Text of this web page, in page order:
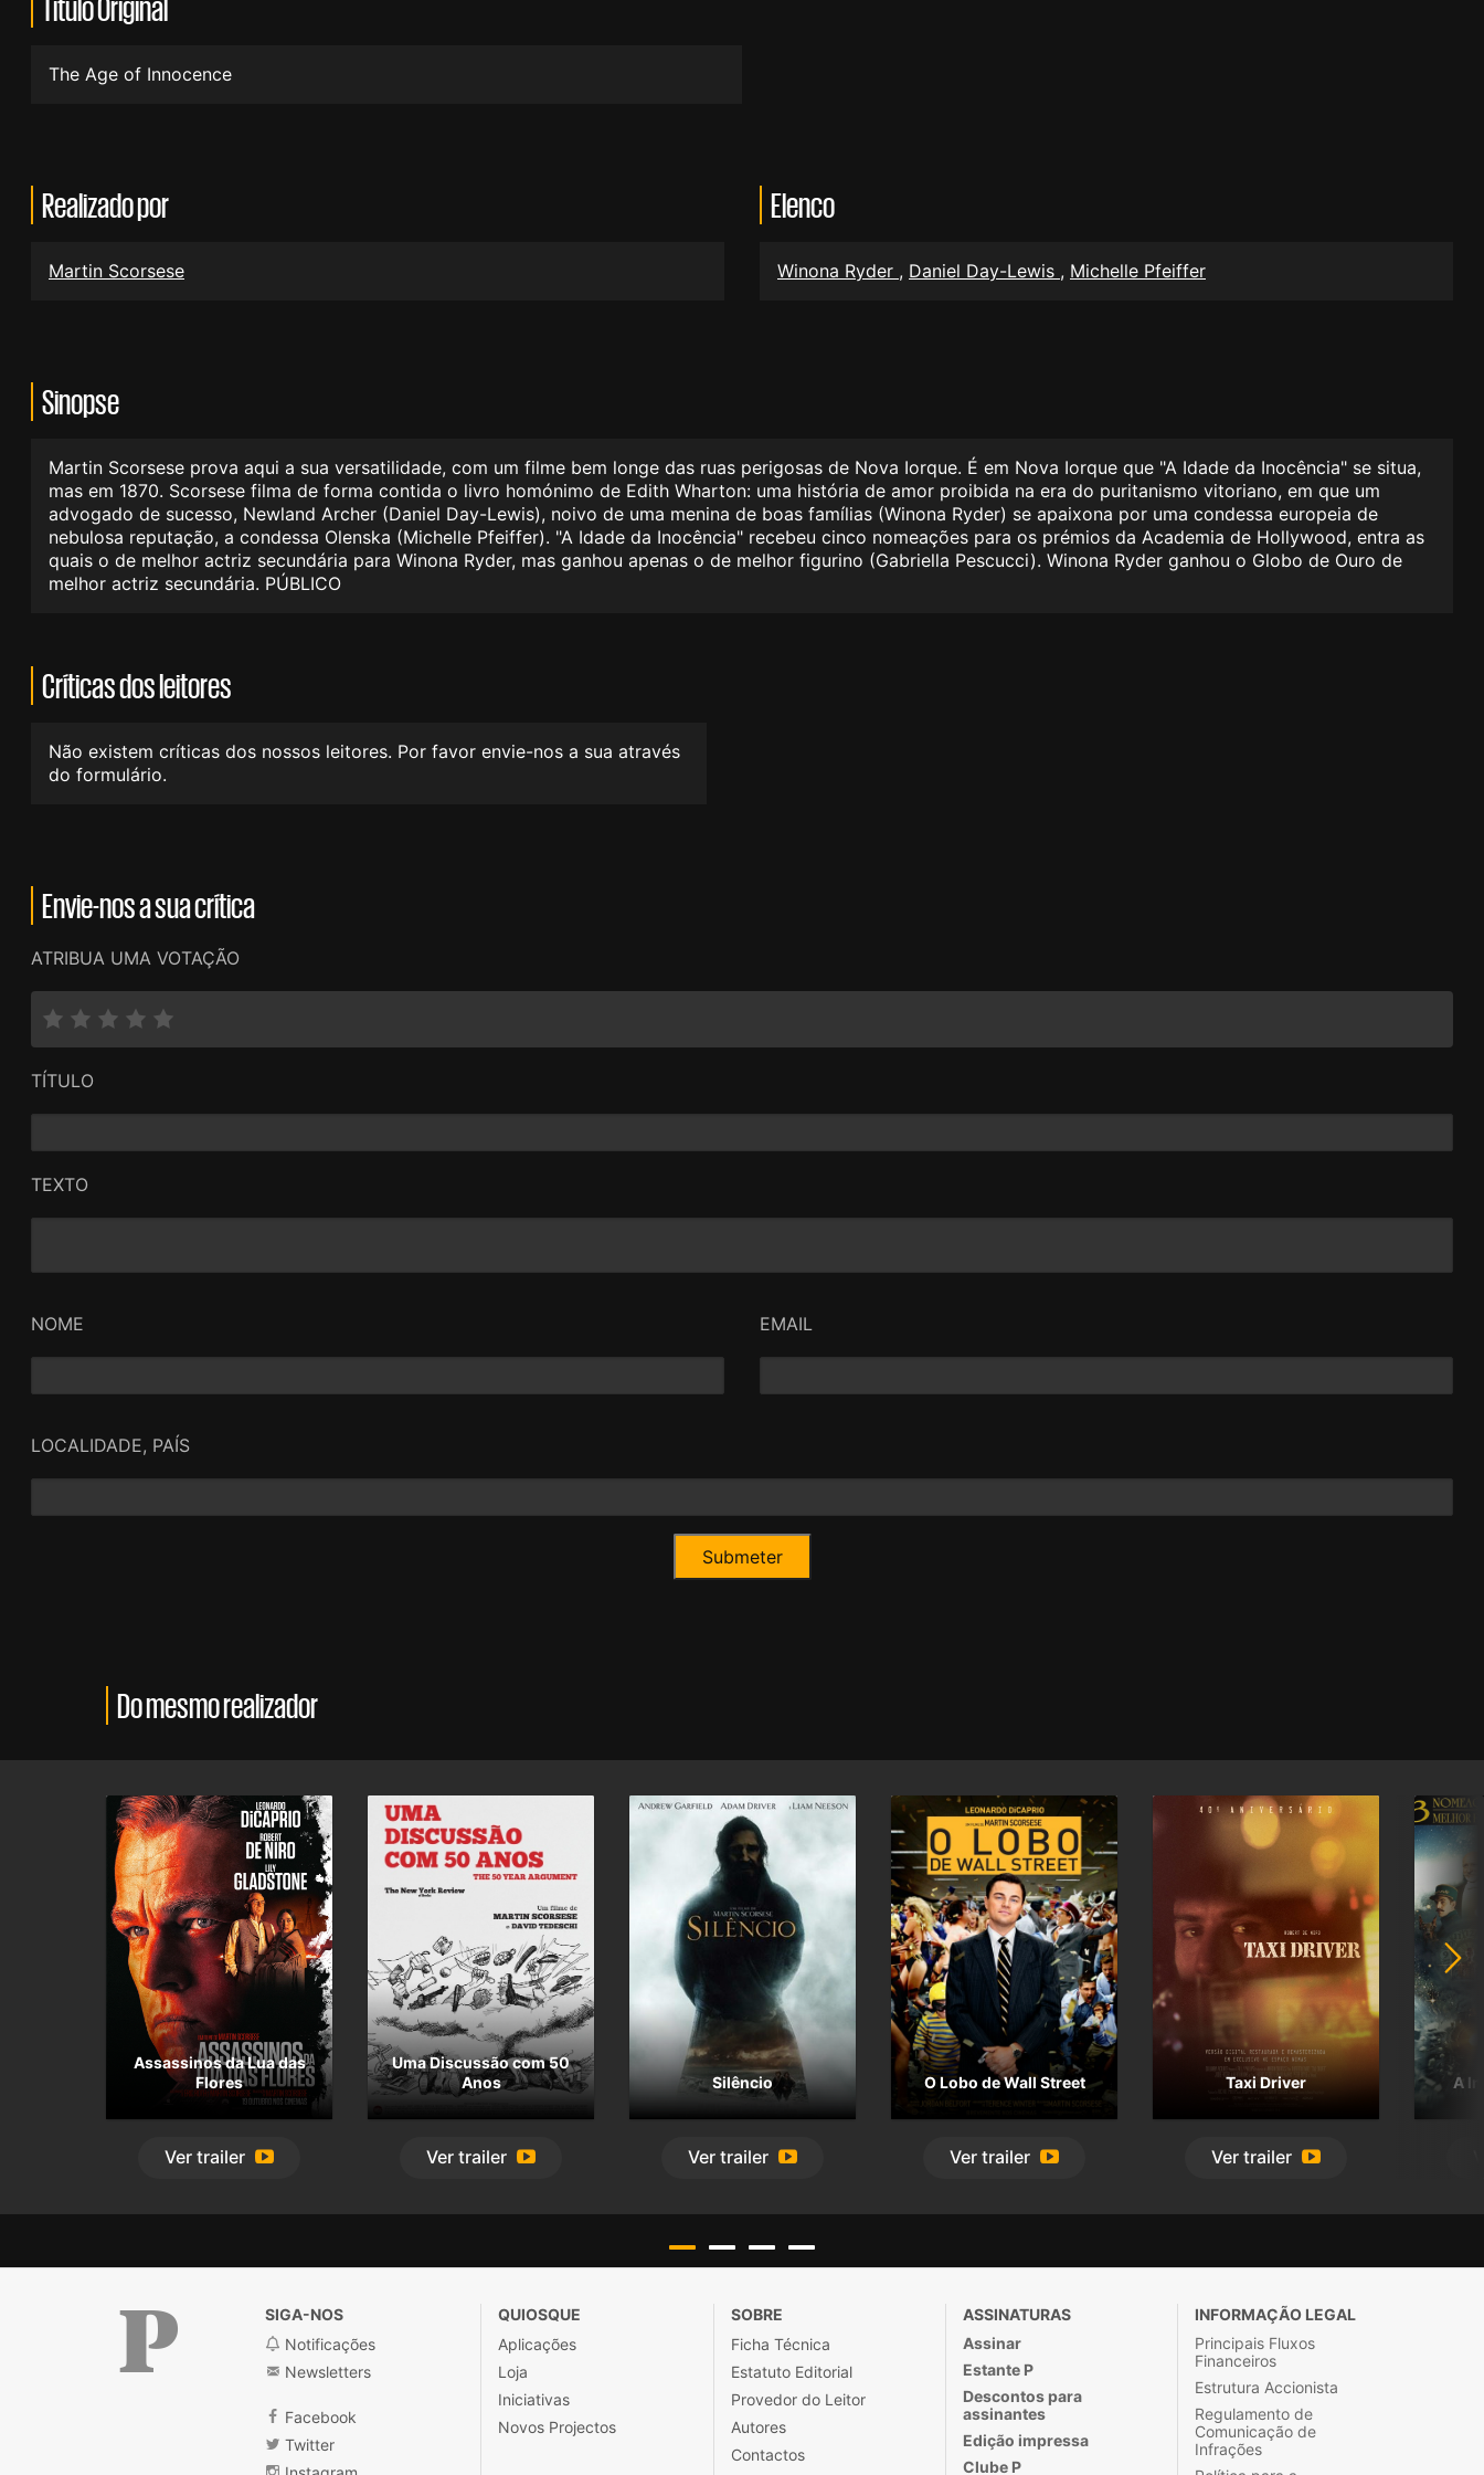
Título Original
The Age of Innocence
Realizado por
Martin Scorsese
Elenco
Winona Ryder , Daniel Day-Lewis , Michelle Pfeiffer
Sinopse
Martin Scorsese prova aqui a sua versatilidade, com um filme bem longe das ruas perigosas de Nova Iorque. É em Nova Iorque que "A Idade da Inocência" se situa,
mas em 1870. Scorsese filma de forma contida o livro homónimo de Edith Wharton: uma história de amor proibida na era do puritanismo vitoriano, em que um
advogado de sucesso, Newland Archer (Daniel Day-Lewis), noivo de uma menina de boas famílias (Winona Ryder) se apaixona por uma condessa europeia de
nebulosa reputação, a condessa Olenska (Michelle Pfeiffer). "A Idade da Inocência" recebeu cinco nomeações para os prémios da Academia de Hollywood, entra as
quais o de melhor actriz secundária para Winona Ryder, mas ganhou apenas o de melhor figurino (Gabriella Pescucci). Winona Ryder ganhou o Globo de Ouro de
melhor actriz secundária. PÚBLICO
Críticas dos leitores
Não existem críticas dos nossos leitores. Por favor envie-nos a sua através
do formulário.
Envie-nos a sua crítica
ATRIBUA UMA VOTAÇÃO
TÍTULO
TEXTO
NOME EMAIL
LOCALIDADE, PAÍS
Do mesmo realizador
Assassinos da Lua das
Flores
Ver trailer
Uma Discussão com 50
Anos
Ver trailer
Silêncio
Ver trailer
O Lobo de Wall Street
Ver trailer
Taxi Driver
Ver trailer
A
Público
SIGA-NOS
Notificações
Newsletters
Facebook
Twitter
QUIOSQUE
Aplicações
Loja
Iniciativas
Novos Projectos
SOBRE
Ficha Técnica
Estatuto Editorial
Provedor do Leitor
Autores
Contactos
ASSINATURAS
Assinar
Estante P
Descontos para
assinantes
Edição impressa
Clube P
INFORMAÇÃO LEGAL
Principais Fluxos
Financeiros
Estrutura Accionista
Regulamento de
Comunicação de
Infrações